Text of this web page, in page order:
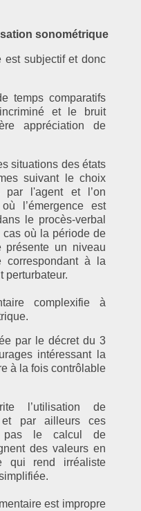
sonométrique
est subjectif et donc
temps comparatifs
et le bruit
appréciation de
situations des états
suivant le choix
par l'agent et l’on
l’émergence est
le procès-verbal
cas où la période de
présente un niveau
à la
perturbateur.
complexifie à
par le décret du 3
intéressant la
à la fois contrôlable
l’utilisation de
et par ailleurs ces
pas le calcul de
des valeurs en
rend irréaliste
est impropre